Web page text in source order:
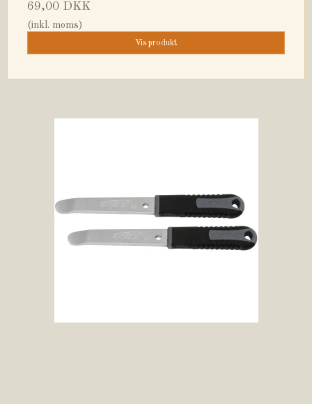
69,00 DKK
(inkl. moms)
Vis produkt